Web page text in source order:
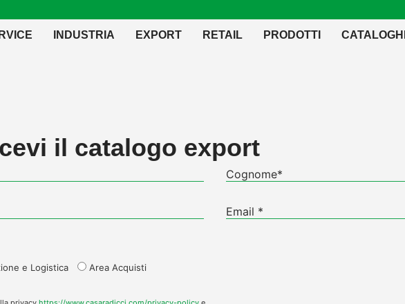
INDUSTRIA EXPORT RETAIL PRODOTTI CATALOGHI
il catalogo export
e Logistica
Area Acquisti